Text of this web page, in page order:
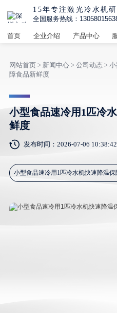
15年专注激光冷水机
全国服务热线：
首页 企业介绍 产品中心
网站首页> 新闻中心> 公司动态> 小
障食品新鲜度
小型食品速冷用1匹冷
鲜度
发布时间：2026-07-06 10:38:42
小型食品速冷用1匹冷水机快速降温